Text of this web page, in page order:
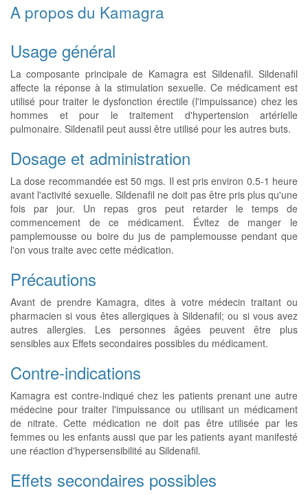
A propos du Kamagra
Usage général
La composante principale de Kamagra est Sildenafil. Sildenafil
affecte la réponse à la stimulation sexuelle. Ce médicament est
utilisé pour traiter le dysfonction érectile (l'impuissance) chez les
hommes et pour le traitement d'hypertension artérielle
pulmonaire. Sildenafil peut aussi être utilisé pour les autres buts.
Dosage et administration
La dose recommandée est 50 mgs. Il est pris environ 0.5-1 heure
avant l'activité sexuelle. Sildenafil ne doit pas être pris plus qu'une
fois par jour. Un repas gros peut retarder le temps de
commencement de ce médicament. Évitez de manger le
pamplemousse ou boire du jus de pamplemousse pendant que
l'on vous traite avec cette médication.
Précautions
Avant de prendre Kamagra, dites à votre médecin traitant ou
pharmacien si vous êtes allergiques à Sildenafil; ou si vous avez
autres allergies. Les personnes âgées peuvent être plus
sensibles aux Effets secondaires possibles du médicament.
Contre-indications
Kamagra est contre-indiqué chez les patients prenant une autre
médecine pour traiter l'impuissance ou utilisant un médicament
de nitrate. Cette médication ne doit pas être utilisée par les
femmes ou les enfants aussi que par les patients ayant manifesté
une réaction d'hypersensibilité au Sildenafil.
Effets secondaires possibles